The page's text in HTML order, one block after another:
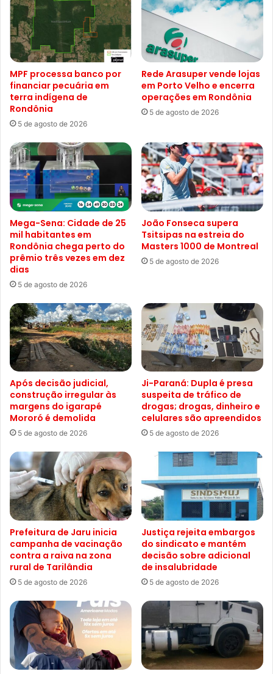
MPF processa banco por
financiar pecuária em
terra indígena de
Rondônia
5 de agosto de 2026
Rede Arasuper vende lojas
em Porto Velho e encerra
operações em Rondônia
5 de agosto de 2026
Mega-Sena: Cidade de 25
mil habitantes em
Rondônia chega perto do
prêmio três vezes em dez
dias
5 de agosto de 2026
João Fonseca supera
Tsitsipas na estreia do
Masters 1000 de Montreal
5 de agosto de 2026
Após decisão judicial,
construção irregular às
margens do igarapé
Mororó é demolida
5 de agosto de 2026
Ji-Paraná: Dupla é presa
suspeita de tráfico de
drogas; drogas, dinheiro e
celulares são apreendidos
5 de agosto de 2026
Prefeitura de Jaru inicia
campanha de vacinação
contra a raiva na zona
rural de Tarilândia
5 de agosto de 2026
Justiça rejeita embargos
do sindicato e mantém
decisão sobre adicional
de insalubridade
5 de agosto de 2026